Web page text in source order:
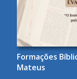
Formações
Mateus